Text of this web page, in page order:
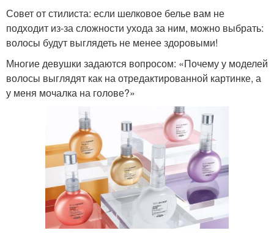
Совет от стилиста: если шелковое белье вам не
подходит из-за сложности ухода за ним, можно выбрать:
волосы будут выглядеть не менее здоровыми!
Многие девушки задаются вопросом: «Почему у моделей
волосы выглядят как на отредактированной картинке, а
у меня мочалка на голове?»